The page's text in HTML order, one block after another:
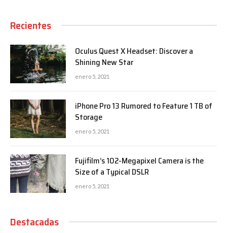
Recientes
Oculus Quest X Headset: Discover a
Shining New Star
enero 5, 2021
iPhone Pro 13 Rumored to Feature 1 TB of
Storage
enero 5, 2021
Fujifilm’s 102-Megapixel Camera is the
Size of a Typical DSLR
enero 5, 2021
Destacadas